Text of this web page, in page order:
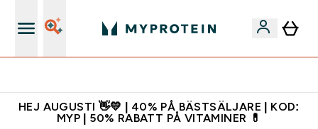
HEJ AUGUSTI 👋💛 | 40% PÅ BÄSTSÄLJARE | KOD:
MYP | 50% RABATT PÅ VITAMINER 💊